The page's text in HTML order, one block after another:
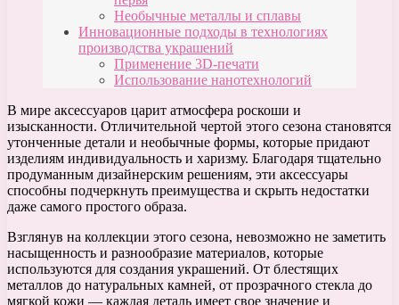
Необычные металлы и сплавы
Инновационные подходы в технологиях
производства украшений
Применение 3D-печати
Использование нанотехнологий
В мире аксессуаров царит атмосфера роскоши и
изысканности. Отличительной чертой этого сезона становятся
утонченные детали и необычные формы, которые придают
изделиям индивидуальность и харизму. Благодаря тщательно
продуманным дизайнерским решениям, эти аксессуары
способны подчеркнуть преимущества и скрыть недостатки
даже самого простого образа.
Взглянув на коллекции этого сезона, невозможно не заметить
насыщенность и разнообразие материалов, которые
используются для создания украшений. От блестящих
металлов до натуральных камней, от прозрачного стекла до
мягкой кожи — каждая деталь имеет свое значение и